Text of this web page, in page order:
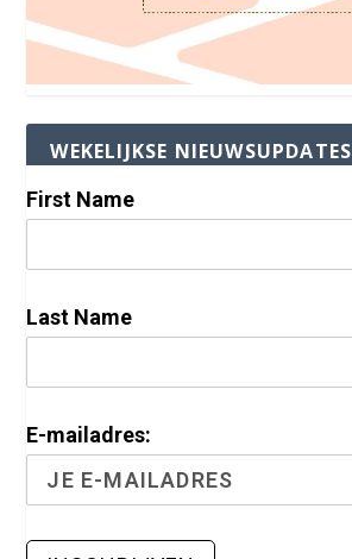
WEKELIJKSE NIEUWSUPDATES
First Name
Last Name
E-mailadres: